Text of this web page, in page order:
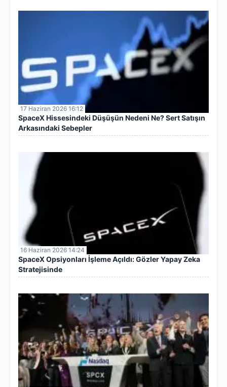
17 Haziran 2026 16:12
SpaceX Hissesindeki Düşüşün Nedeni Ne? Sert Satışın
Arkasındaki Sebepler
16 Haziran 2026 14:24
SpaceX Opsiyonları İşleme Açıldı: Gözler Yapay Zeka
Stratejisinde